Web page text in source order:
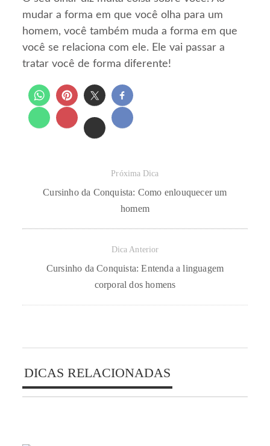
mudar a forma em que você olha para um
homem, você também muda a forma em que
você se relaciona com ele. Ele vai passar a
tratar você de forma diferente!
Próxima Dica
Cursinho da Conquista: Como enlouquecer um
homem
Dica Anterior
Cursinho da Conquista: Entenda a linguagem
corporal dos homens
DICAS RELACIONADAS